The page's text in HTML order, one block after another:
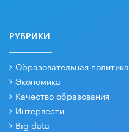
РУБРИКИ
Образовательная политика
Экономика
Качество образования
Интервести
Big data